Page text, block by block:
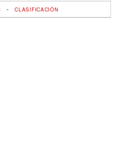
-CLASIFICACIÓN